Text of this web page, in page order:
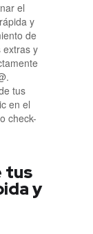
el
y
de
extras y
tus
en el
check-
tus
y